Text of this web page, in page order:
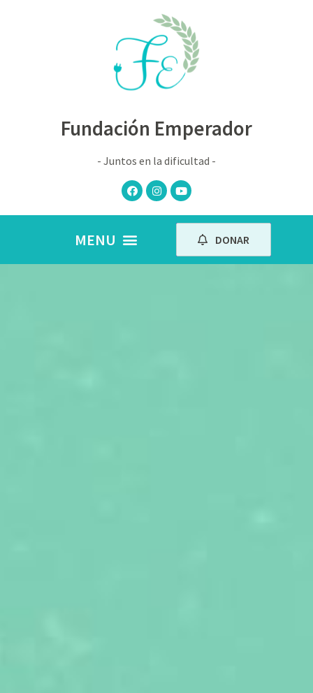
Fundación Emperador
- Juntos en la dificultad -
DONAR